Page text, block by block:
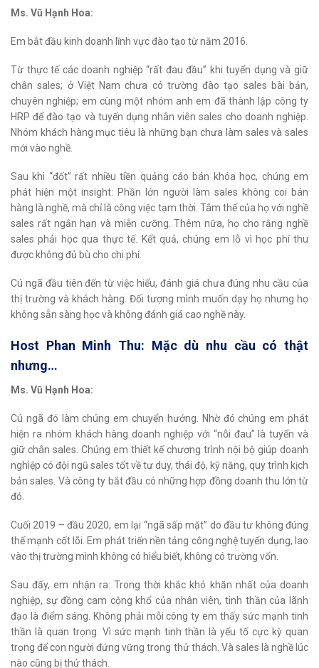
Ms. Vũ Hạnh Hoa:
Em bắt đầu kinh doanh lĩnh vực đào tạo từ năm 2016.
Từ thực tế các doanh nghiệp “rất đau đầu” khi tuyển dụng và giữ
chân sales; ở Việt Nam chưa có trường đào tạo sales bài bản,
chuyên nghiệp; em cùng một nhóm anh em đã thành lập công ty
HRP để đào tạo và tuyển dụng nhân viên sales cho doanh nghiệp.
Nhóm khách hàng mục tiêu là những bạn chưa làm sales và sales
mới vào nghề.
Sau khi “đốt” rất nhiều tiền quảng cáo bán khóa học, chúng em
phát hiện một insight: Phần lớn người làm sales không coi bán
hàng là nghề, mà chỉ là công việc tạm thời. Tâm thế của họ với nghề
sales rất ngắn hạn và miễn cưỡng. Thêm nữa, họ cho rằng nghề
sales phải học qua thực tế. Kết quả, chúng em lỗ vì học phí thu
được không đủ bù cho chi phí.
Cú ngã đầu tiên đến từ việc hiểu, đánh giá chưa đúng nhu cầu của
thị trường và khách hàng. Đối tượng mình muốn dạy họ nhưng họ
không sẵn sàng học và không đánh giá cao nghề này.
Host Phan Minh Thu: Mặc dù nhu cầu có thật
nhưng…
Ms. Vũ Hạnh Hoa:
Cú ngã đó làm chúng em chuyển hướng. Nhờ đó chúng em phát
hiện ra nhóm khách hàng doanh nghiệp với “nỗi đau” là tuyển và
giữ chân sales. Chúng em thiết kế chương trình nội bộ giúp doanh
nghiệp có đội ngũ sales tốt về tư duy, thái độ, kỹ năng, quy trình kịch
bản sales. Và công ty bắt đầu có những hợp đồng doanh thu lớn từ
đó.
Cuối 2019 – đầu 2020, em lại “ngã sấp mặt” do đầu tư không đúng
thế mạnh cốt lõi. Em phát triển nền tảng công nghệ tuyển dụng, lao
vào thị trường mình không có hiểu biết, không có trường vốn.
Sau đấy, em nhận ra: Trong thời khắc khó khăn nhất của doanh
nghiệp, sự đồng cam cộng khổ của nhân viên, tinh thần của lãnh
đạo là điểm sáng. Không phải mỗi công ty em thấy sức mạnh tinh
thần là quan trọng. Vì sức mạnh tinh thần là yếu tố cực kỳ quan
trọng để con người đứng vững trong thử thách. Và sales là nghề lúc
nào cũng bị thử thách.